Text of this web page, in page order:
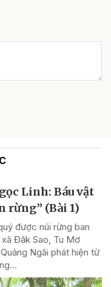
Linh: Báu vật
rừng” (Bài 1)
được núi rừng ban
Đăk Sao, Tu Mơ
Ngãi phát hiện từ